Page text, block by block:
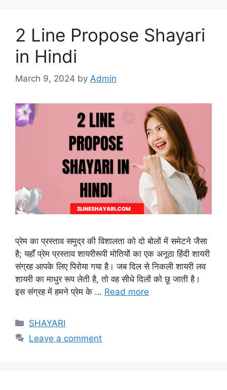
2 Line Propose Shayari
in Hindi
March 9, 2024 by Admin
प्रेम का प्रस्ताव समुद्र की विशालता को दो बोलों में समेटने जैसा
है; यहाँ प्रेम प्रस्ताव शायरीरूपी मोतियों का एक अनूठा हिंदी शायरी
संग्रह आपके लिए पिरोया गया है। जब दिल से निकली शायरी लव
शायरी का माधुर रूप लेती है, तो वह सीधे दिलों को छू जाती है।
इस संग्रह में हमने प्रेम के … Read more
Categories
SHAYARI
Leave a comment